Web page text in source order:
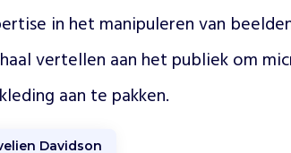
in het manipuleren van
vertellen aan het publiek om
aan te pakken.
Davidson